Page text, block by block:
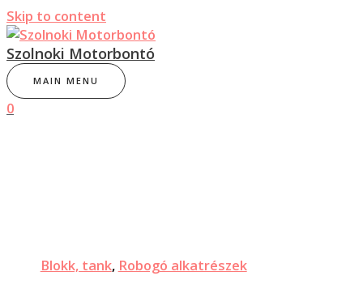
Skip to content
Szolnoki Motorbontó
MAIN MENU
0
Blokk, tank, Robogó alkatrészek